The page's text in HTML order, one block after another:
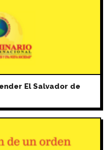
El Salvador de